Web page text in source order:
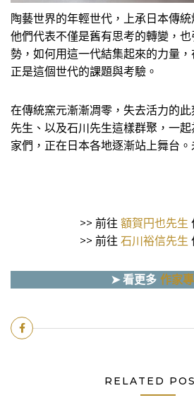
陶藝世界的年輕世代，上承日本傳統
他們代表不僅是舊有思考的轉變，
勢，如何用這一代結集起來的力量，
正是這個世代的課題與考驗。
在傳統窯元漸漸凋零，失去活力的
先生、以及石川先生這樣群聚，一
家們，正在日本各地逐漸站上舞台
>> 前往 額賀円也先生
>> 前往 石川裕信先生
➤ 看更多 作家
RELATED